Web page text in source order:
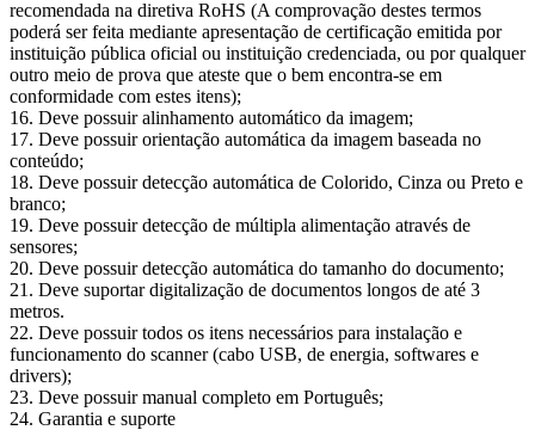
recomendada na diretiva RoHS (A comprovação destes termos
poderá ser feita mediante apresentação de certificação emitida por
instituição pública oficial ou instituição credenciada, ou por qualquer
outro meio de prova que ateste que o bem encontra-se em
conformidade com estes itens);
16. Deve possuir alinhamento automático da imagem;
17. Deve possuir orientação automática da imagem baseada no
conteúdo;
18. Deve possuir detecção automática de Colorido, Cinza ou Preto e
branco;
19. Deve possuir detecção de múltipla alimentação através de
sensores;
20. Deve possuir detecção automática do tamanho do documento;
21. Deve suportar digitalização de documentos longos de até 3
metros.
22. Deve possuir todos os itens necessários para instalação e
funcionamento do scanner (cabo USB, de energia, softwares e
drivers);
23. Deve possuir manual completo em Português;
24. Garantia e suporte